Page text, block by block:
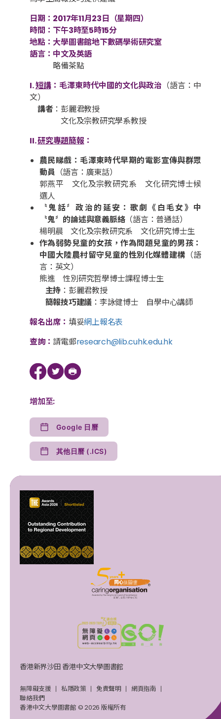
日期：2017年11月23日（星期四）
時間：下午3時至5時15分
地點：大學圖書館地下數碼學術研究室
語言：中文及英語
略備茶點
I.短講：毛澤東時代中國的文化與政治 （語言：中
文）
講者：彭麗君教授
文化及宗教研究學系教授
II.研究專題簡報：
農民睇戲：毛澤東時代早期的電影宣傳與群眾
動員 （語言：廣東話）
郭燕平 文化及宗教研究系 文化研究博士候
選人
〝鬼話〞政治的延安：歌劇《白毛女》中
〝鬼〞的論述與意義脈絡（語言：普通話）
楊明晨 文化及宗教研究系 文化研究博士生
作為弱勢兒童的女孩，作為問題兒童的男孩：
中國大陸農村留守兒童的性別化媒體建構 （語
言：英文）
熊進 性別研究哲學博士課程博士生
主持 ：彭麗君教授
簡報技巧建議 ：李詠健博士 自學中心講師
報名出席： 填妥網上報名表
查詢： 請電郵research@lib.cuhk.edu.hk
增加至:
Google 日曆
其他日曆 (.ICS)
香港新界沙田 香港中文大學圖書館
無障礙支援 私隱政策 免責聲明
網頁指南
聯絡我們
香港中文大學圖書館 © 2026 版權所有